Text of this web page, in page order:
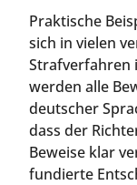
Praktische
sich in vielen
Strafverfahren
werden alle
deutscher
dass der
Beweise klar
fundierte